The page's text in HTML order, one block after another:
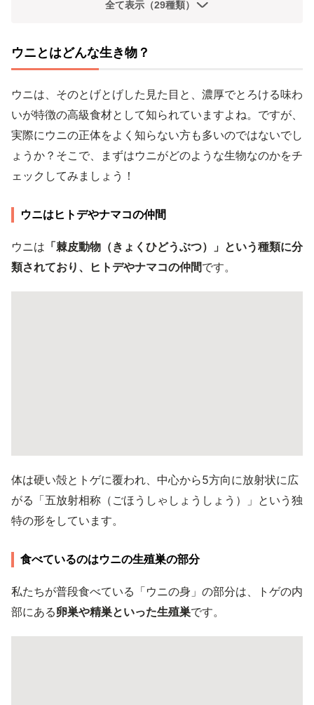
全て表示（29種類）
ウニとはどんな生き物？
ウニは、そのとげとげした見た目と、濃厚でとろける味わ
いが特徴の高級食材として知られていますよね。ですが、
実際にウニの正体をよく知らない方も多いのではないでし
ょうか？そこで、まずはウニがどのような生物なのかをチ
ェックしてみましょう！
ウニはヒトデやナマコの仲間
ウニは 「棘皮動物（きょくひどうぶつ）」という種類に分
類されており、ヒトデやナマコの仲間です。
体は硬い殻とトゲに覆われ、中心から5方向に放射状に広
がる「五放射相称（ごほうしゃしょうしょう）」という独
特の形をしています。
食べているのはウニの生殖巣の部分
私たちが普段食べている「ウニの身」の部分は、トゲの内
部にある卵巣や精巣といった生殖巣です。